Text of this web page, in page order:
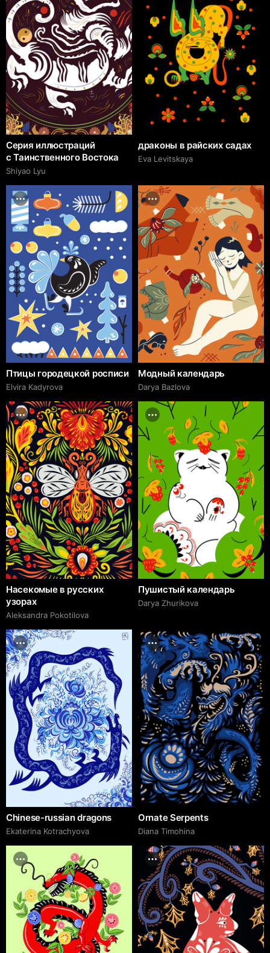
Серия иллюстраций
с Таинственного Востока
Shiyao Lyu
драконы в райских садах
Eva Levitskaya
Птицы городецкой росписи
Elvira Kadyrova
Модный календарь
Darya Bazlova
Насекомые в русских
узорах
Aleksandra Pokotilova
Пушистый календарь
Darya Zhurikova
Chinese-russian dragons
Ekaterina Kotrachyova
Ornate Serpents
Diana Timohina